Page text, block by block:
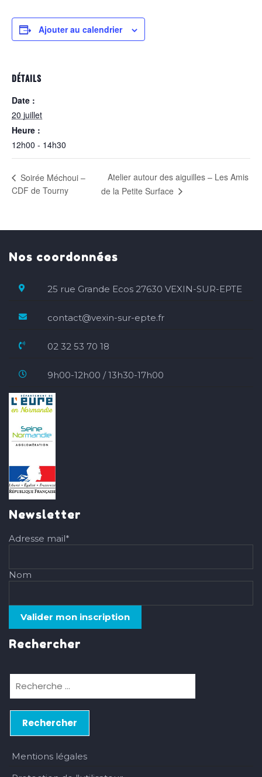
Ajouter au calendrier
DÉTAILS
Date :
20 juillet
Heure :
12h00 - 14h30
Soirée Méchoui –
CDF de Tourny
Atelier autour des aiguilles – Les Amis
de la Petite Surface
Nos coordonnées
25 rue Grande Ecos 27630 VEXIN-SUR-EPTE
contact@vexin-sur-epte.fr
02 32 53 70 18
9h00-12h00 / 13h30-17h00
Newsletter
Adresse mail*
Nom
Rechercher
Mentions légales